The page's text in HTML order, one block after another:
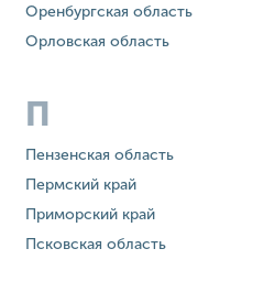
Оренбургская область
Орловская область
П
Пензенская область
Пермский край
Приморский край
Псковская область